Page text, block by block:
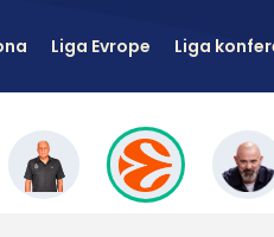
Liga Evrope Liga